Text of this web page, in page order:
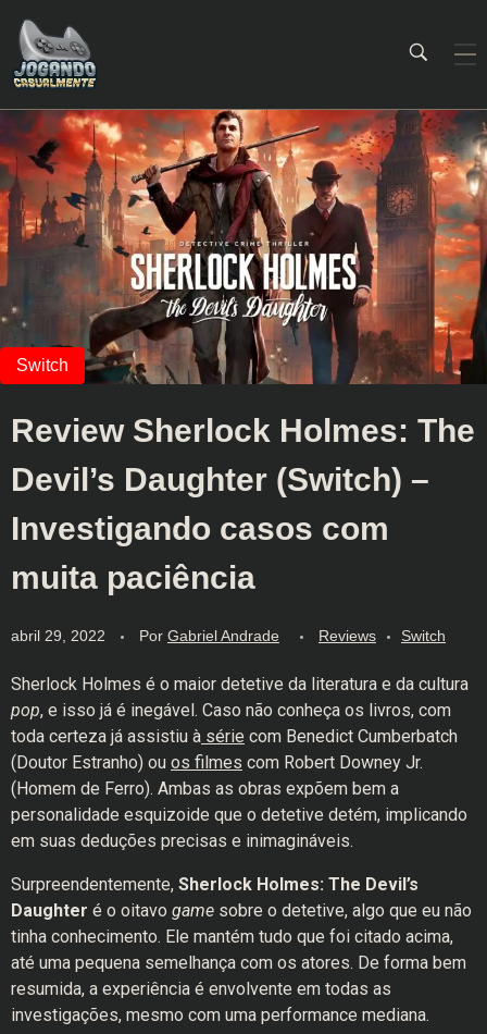
Jogando Casualmente
Conteúdo family friendly sobre games! Desde 2019 analisando jogos.
Review Sherlock Holmes: The
Devil’s Daughter (Switch) –
Investigando casos com
muita paciência
abril 29, 2022 Por Gabriel Andrade Reviews Switch
Sherlock Holmes é o maior detetive da literatura e da cultura
pop, e isso já é inegável. Caso não conheça os livros, com
toda certeza já assistiu à série com Benedict Cumberbatch
(Doutor Estranho) ou os filmes com Robert Downey Jr.
(Homem de Ferro). Ambas as obras expõem bem a
personalidade esquizoide que o detetive detém, implicando
em suas deduções precisas e inimagináveis.
Surpreendentemente, Sherlock Holmes: The Devil’s
Daughter é o oitavo game sobre o detetive, algo que eu não
tinha conhecimento. Ele mantém tudo que foi citado acima,
até uma pequena semelhança com os atores. De forma bem
resumida, a experiência é envolvente em todas as
investigações, mesmo com uma performance mediana.